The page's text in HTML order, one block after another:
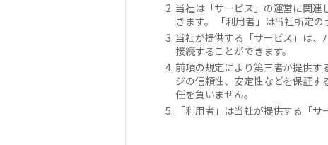
当社は「サービス」の運営に関
きます。 「利用者」は当社所定
当社が提供する「サービス」は、
接続することができます。
前項の規定により第三者が提供
ジの信頼性、安定性などを保証
任を負いません。
「利用者」は当社が提供する「